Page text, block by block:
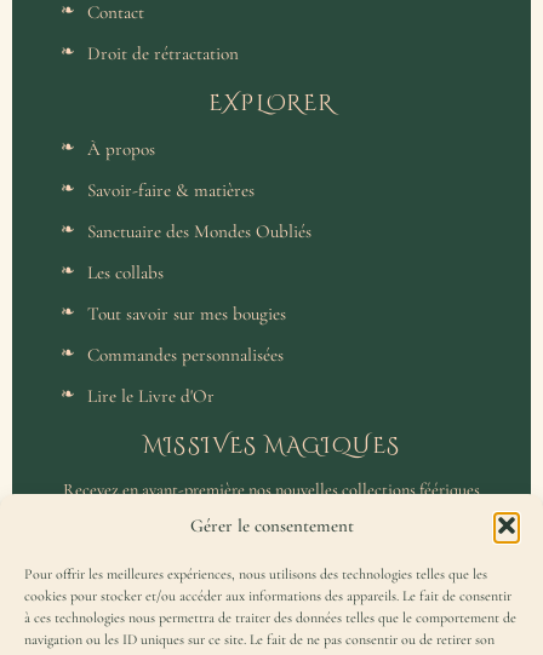
Gérer le consentement
Pour offrir les meilleures expériences, nous utilisons des technologies telles que les
cookies pour stocker et/ou accéder aux informations des appareils. Le fait de consentir
à ces technologies nous permettra de traiter des données telles que le comportement de
navigation ou les ID uniques sur ce site. Le fait de ne pas consentir ou de retirer son
Contact
Droit de rétractation
EXPLORER
À propos
Savoir-faire & matières
Sanctuaire des Mondes Oubliés
Les collabs
Tout savoir sur mes bougies
Commandes personnalisées
Lire le Livre d'Or
MISSIVES MAGIQUES
Recevez en avant-première nos nouvelles collections féériques
et un accès privilégié aux coulisses de l'atelier.